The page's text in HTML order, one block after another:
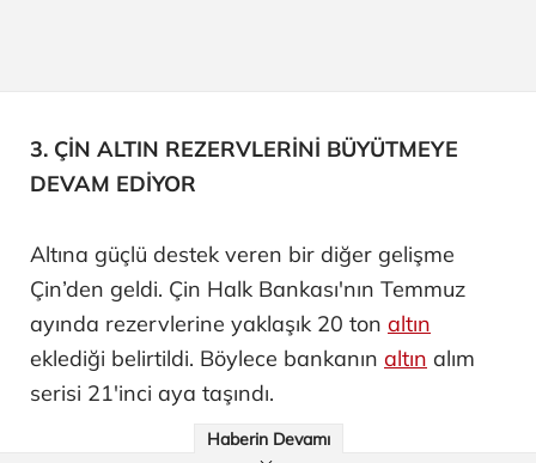
3. ÇİN ALTIN REZERVLERİNİ BÜYÜTMEYE
DEVAM EDİYOR
Altına güçlü destek veren bir diğer gelişme
Çin’den geldi. Çin Halk Bankası'nın Temmuz
ayında rezervlerine yaklaşık 20 ton altın
eklediği belirtildi. Böylece bankanın altın alım
serisi 21'inci aya taşındı.
Haberin Devamı